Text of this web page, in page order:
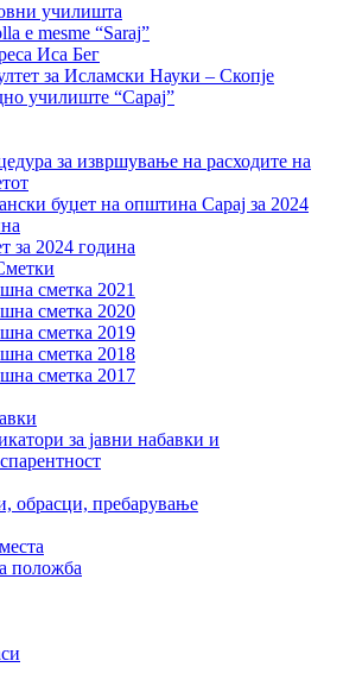
училишта
e mesme “Saraj”
Иса Бег
за Исламски Науки – Скопје
училиште “Сарај”
за извршување на расходите на
буџет на општина Сарај за 2024
за 2024 година
сметка 2021
сметка 2020
сметка 2019
сметка 2018
сметка 2017
за јавни набавки и
обрасци, пребарување
положба